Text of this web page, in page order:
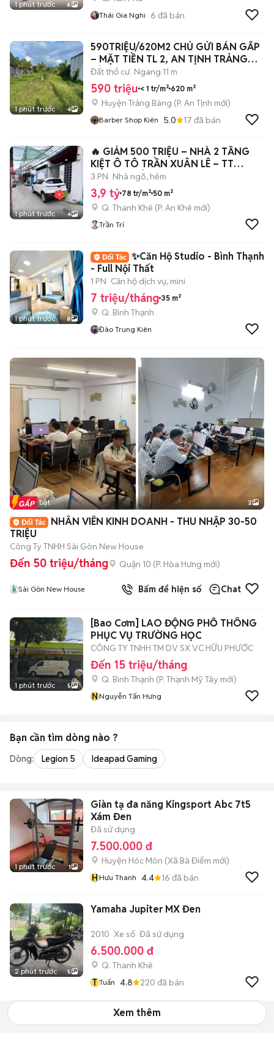
1 phút trước 6
Thái Gia Nghi 6 đã bán
1 phút trước 4
590TRIỆU/620M2 CHỦ GỬI BÁN GẤP
– MẶT TIỀN TL 2, AN TỊNH TRẢNG
BÀNG
Đất thổ cư Ngang 11 m
590 triệu < 1 tr/m² 620 m²
Huyện Trảng Bàng (P. An Tịnh mới)
Barber Shop Kiên 5.0 17 đã bán
1 phút trước 4
🔥 GIẢM 500 TRIỆU – NHÀ 2 TẦNG
KIỆT Ô TÔ TRẦN XUÂN LÊ – TT
THANH KHÊ 🏡
3 PN Nhà ngõ, hẻm
3,9 tỷ 78 tr/m² 50 m²
Q. Thanh Khê (P. An Khê mới)
Trần Trí
1 phút trước 8
✨Căn Hộ Studio - Bình Thạnh
- Full Nội Thất
1 PN Căn hộ dịch vụ, mini
7 triệu/tháng 35 m²
Q. Bình Thạnh
Đào Trung Kiên
Tin nổi bật 2
NHÂN VIÊN KINH DOANH - THU NHẬP 30-50
TRIỆU
Công Ty TNHH Sài Gòn New House
Đến 50 triệu/tháng Quận 10 (P. Hòa Hưng mới)
Sài Gòn New House Bấm để hiện số Chat
1 phút trước 5
[Bao Cơm] LAO ĐỘNG PHỔ THÔNG
PHỤC VỤ TRƯỜNG HỌC
CÔNG TY TNHH TM DV SX VC HỮU PHƯỚC
Đến 15 triệu/tháng
Q. Bình Thạnh (P. Thạnh Mỹ Tây mới)
NNguyễn Tấn Hưng
Bạn cần tìm dòng nào ?
Dòng: Legion 5 Ideapad Gaming
1 phút trước 1
Giàn tạ đa năng Kingsport Abc 7t5
Xám Đen
Đã sử dụng
7.500.000 đ
Huyện Hóc Môn (Xã Bà Điểm mới)
HHưu Thanh 4.4 16 đã bán
2 phút trước 5
Yamaha Jupiter MX Đen
2010 Xe số Đã sử dụng
6.500.000 đ
Q. Thanh Khê
T Tuấn 4.8 220 đã bán
Xem thêm